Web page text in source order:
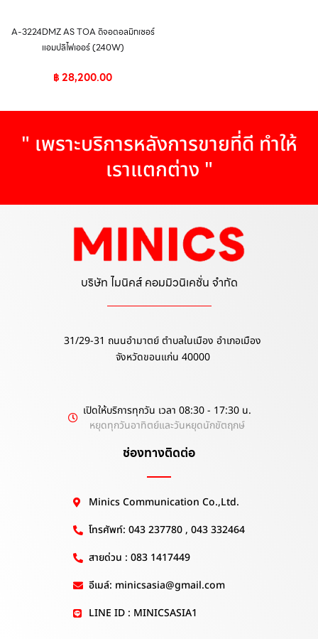
A-3224DMZ AS TOA ดิจอตอลมิกเซอร์
แอมปลิไฟเออร์ (240W)
฿28,200.00
" เพราะบริการหลังการขายที่ดี ทำให้
เราแตกต่าง "
บริษัท ไมนิคส์ คอมมิวนิเคชั่น จำกัด
31/29-31 ถนนอำมาตย์ ตำบลในเมือง อำเภอเมือง
จังหวัดขอนแก่น 40000
เปิดให้บริการทุกวัน เวลา 08:30 - 17:30 น.
หยุดทุกวันอาทิตย์และวันหยุดนักขัตฤกษ์
ช่องทางติดต่อ
Minics Communication Co.,Ltd.
โทรศัพท์: 043 237780 , 043 332464
สายด่วน : 083 1417449
อีเมล์: minicsasia@gmail.com
LINE ID : MINICSASIA1